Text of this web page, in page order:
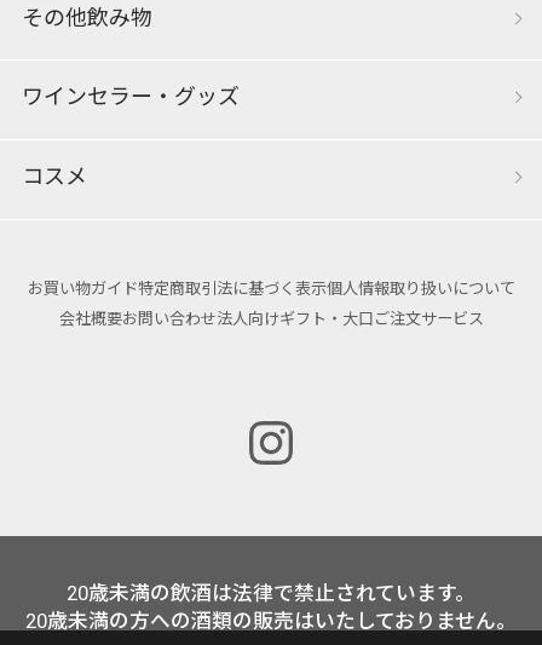
その他飲み物
ワインセラー・グッズ
コスメ
お買い物ガイド特定商取引法に基づく表示個人情報取り扱いについて
会社概要お問い合わせ法人向けギフト・大口ご注文サービス
20歳未満の飲酒は法律で禁止されています。
20歳未満の方への酒類の販売はいたしておりません。